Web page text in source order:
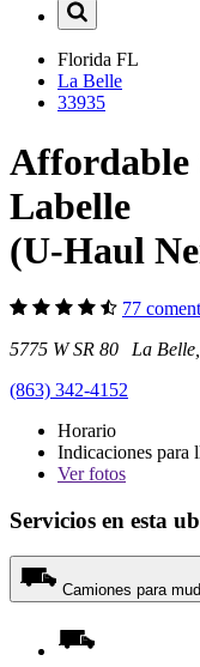
Florida FL
La Belle
33935
Affordable
Labelle
(U-Haul
77
5775 W SR 80 La
(863) 342-4152
Horario
Indicaciones para
Verfotos
Servicios en esta
Camiones para